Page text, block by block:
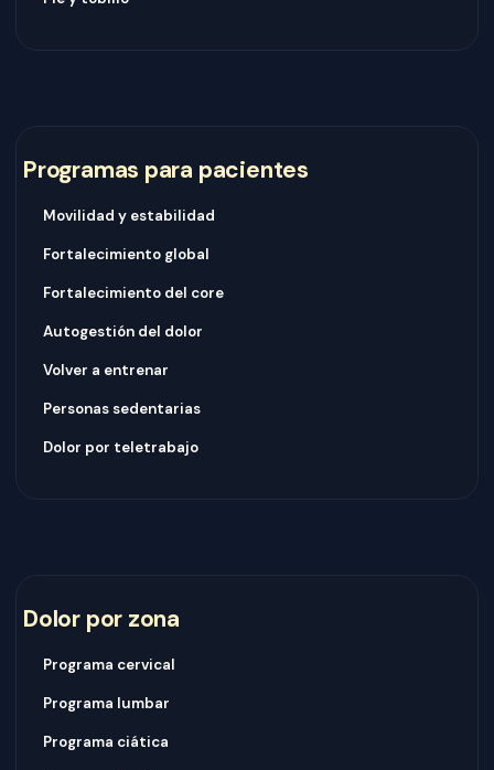
Programas para pacientes
Movilidad y estabilidad
Fortalecimiento global
Fortalecimiento del core
Autogestión del dolor
Volver a entrenar
Personas sedentarias
Dolor por teletrabajo
Dolor por zona
Programa cervical
Programa lumbar
Programa ciática